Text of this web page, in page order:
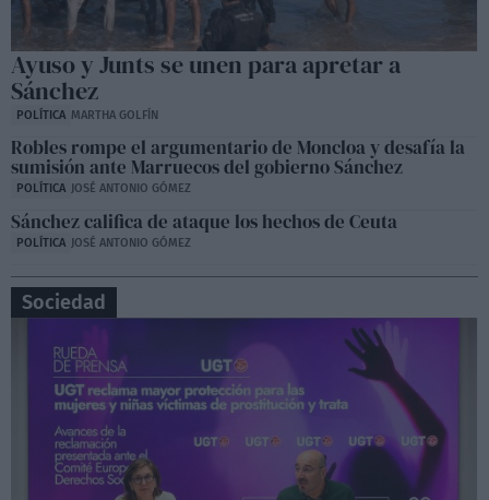
Ayuso y Junts se unen para apretar a
Sánchez
POLÍTICA MARTHA GOLFÍN
Robles rompe el argumentario de Moncloa y desafía la
sumisión ante Marruecos del gobierno Sánchez
POLÍTICA JOSÉ ANTONIO GÓMEZ
Sánchez califica de ataque los hechos de Ceuta
POLÍTICA JOSÉ ANTONIO GÓMEZ
Sociedad